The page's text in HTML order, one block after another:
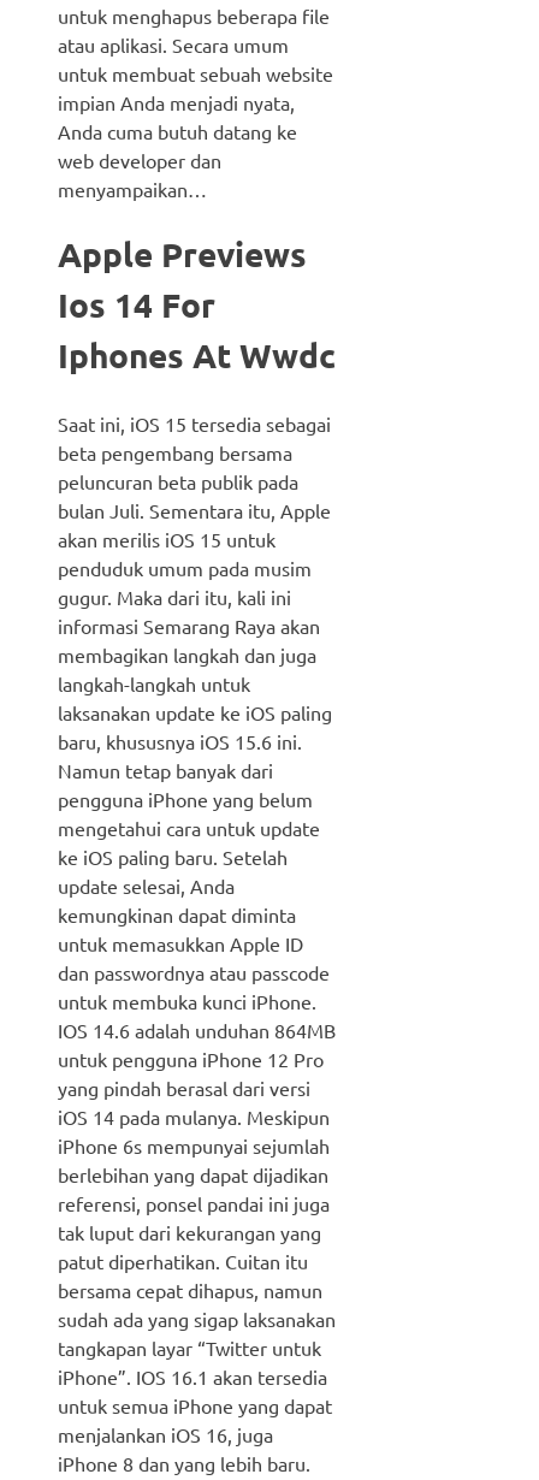
untuk menghapus beberapa file
atau aplikasi. Secara umum
untuk membuat sebuah website
impian Anda menjadi nyata,
Anda cuma butuh datang ke
web developer dan
menyampaikan…
Apple Previews
Ios 14 For
Iphones At Wwdc
Saat ini, iOS 15 tersedia sebagai
beta pengembang bersama
peluncuran beta publik pada
bulan Juli. Sementara itu, Apple
akan merilis iOS 15 untuk
penduduk umum pada musim
gugur. Maka dari itu, kali ini
informasi Semarang Raya akan
membagikan langkah dan juga
langkah-langkah untuk
laksanakan update ke iOS paling
baru, khususnya iOS 15.6 ini.
Namun tetap banyak dari
pengguna iPhone yang belum
mengetahui cara untuk update
ke iOS paling baru. Setelah
update selesai, Anda
kemungkinan dapat diminta
untuk memasukkan Apple ID
dan passwordnya atau passcode
untuk membuka kunci iPhone.
IOS 14.6 adalah unduhan 864MB
untuk pengguna iPhone 12 Pro
yang pindah berasal dari versi
iOS 14 pada mulanya. Meskipun
iPhone 6s mempunyai sejumlah
berlebihan yang dapat dijadikan
referensi, ponsel pandai ini juga
tak luput dari kekurangan yang
patut diperhatikan. Cuitan itu
bersama cepat dihapus, namun
sudah ada yang sigap laksanakan
tangkapan layar “Twitter untuk
iPhone”. IOS 16.1 akan tersedia
untuk semua iPhone yang dapat
menjalankan iOS 16, juga
iPhone 8 dan yang lebih baru.